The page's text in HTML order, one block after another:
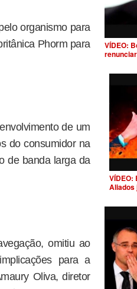
organismo para
Phorm para
de um
do consumidor na
de banda larga da
omitiu ao
para a
Oliva, diretor
VÍDEO:
VÍDEO:
Aliados